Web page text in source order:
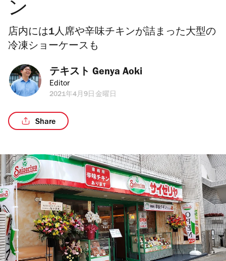
ン
店内には1人席や辛味チキンが詰まった大型の
冷凍ショーケースも
テキスト Genya Aoki
Editor
2021年4月9日金曜日
Share